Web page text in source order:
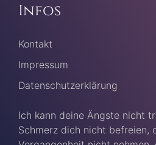
Infos
Kontakt
Impressum
Datenschutzerklärung
Ich kann deine Ängste nicht
Schmerz dich nicht befreien,